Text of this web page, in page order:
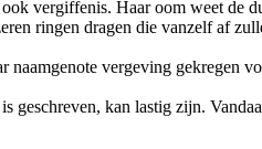
vergiffenis. Haar oom weet de
ringen dragen die vanzelf af
vergeving gekregen
geschreven, kan lastig zijn.